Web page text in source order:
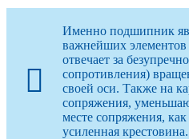
Именно подшипник
важнейших элементов
отвечает за
сопротивления)
своей оси. Также на
сопряжения,
месте сопряжения,
усиленная крестовина.